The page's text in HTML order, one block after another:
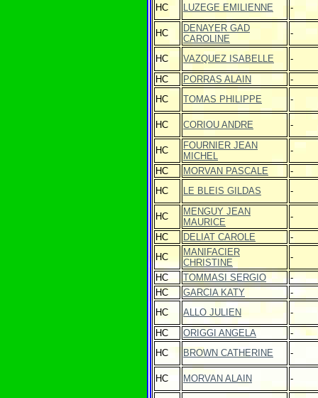
HC LUZEGE EMILIENNE -
HC
DENAYER GAD
CAROLINE
-
HC VAZQUEZ ISABELLE
-
HC
PORRAS ALAIN
-
HC
TOMAS PHILIPPE -
HC CORIOU ANDRE -
HC
FOURNIER JEAN
MICHEL
-
HC
MORVAN PASCALE
-
HC
LE BLEIS GILDAS -
HC
MENGUY JEAN
MAURICE
-
HC
DELIAT CAROLE
-
HC
MANIFACIER
CHRISTINE
-
HC
TOMMASI SERGIO
-
HC
GARCIA KATY
-
HC
ALLO JULIEN
-
HC
ORIGGI ANGELA
-
HC
BROWN CATHERINE -
HC MORVAN ALAIN -